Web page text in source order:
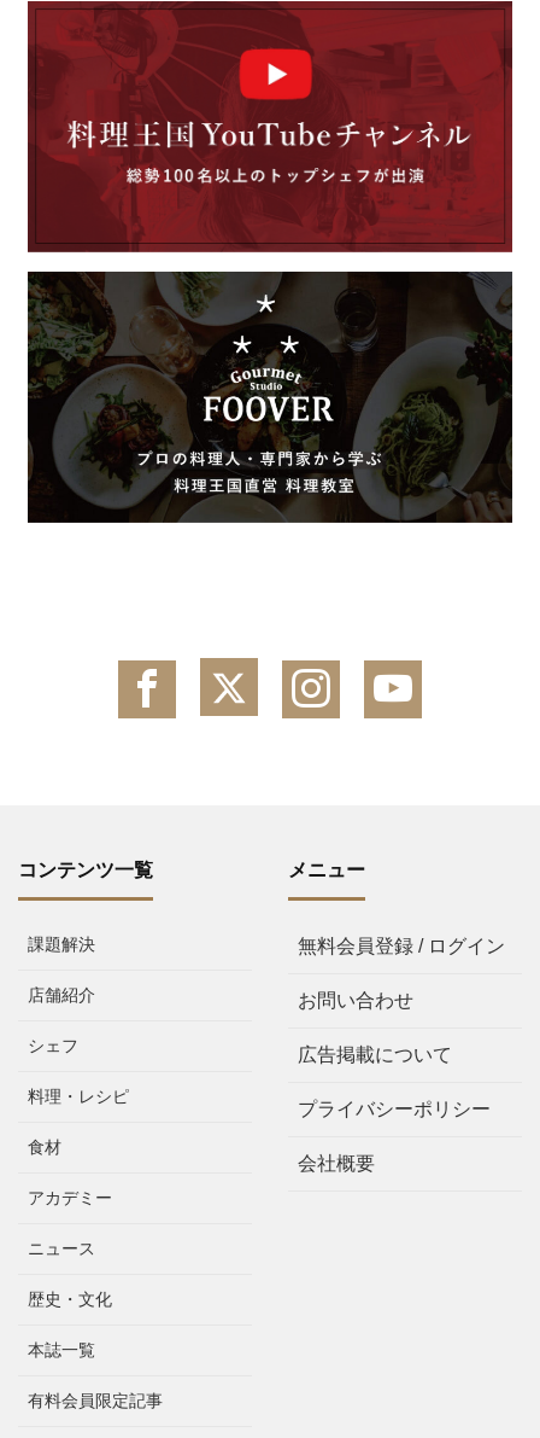
コンテンツ一覧
課題解決
店舗紹介
シェフ
料理・レシピ
食材
アカデミー
ニュース
歴史・文化
本誌一覧
有料会員限定記事
メニュー
無料会員登録 / ログイン
お問い合わせ
広告掲載について
プライバシーポリシー
会社概要